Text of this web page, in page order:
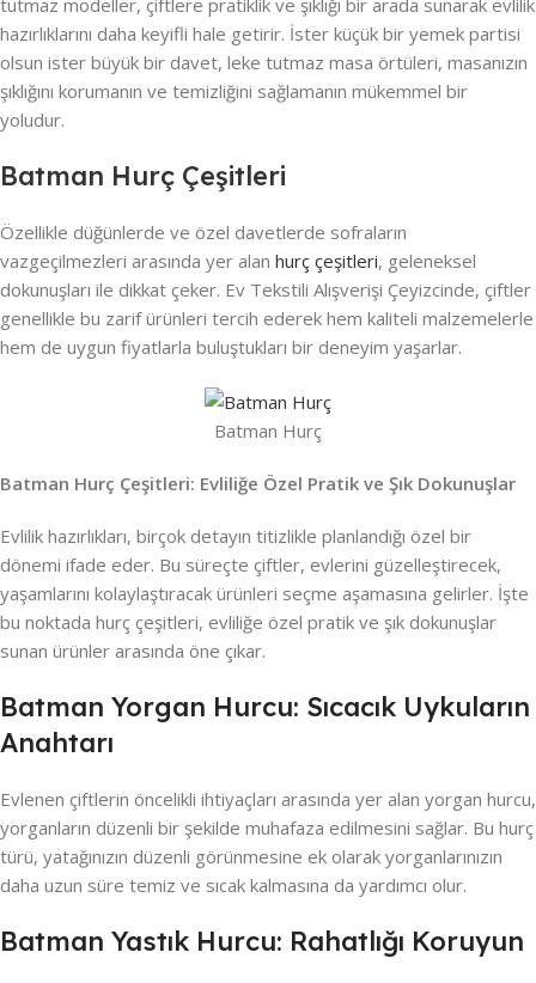
hazırlıklarını daha keyifli hale getirir. İster küçük bir yemek partisi
olsun ister büyük bir davet, leke tutmaz masa örtüleri, masanızın
şıklığını korumanın ve temizliğini sağlamanın mükemmel bir
yoludur.
Batman Hurç Çeşitleri
Özellikle düğünlerde ve özel davetlerde sofraların
vazgeçilmezleri arasında yer alan hurç çeşitleri, geleneksel
dokunuşları ile dikkat çeker. Ev Tekstili Alışverişi Çeyizcinde, çiftler
genellikle bu zarif ürünleri tercih ederek hem kaliteli malzemelerle
hem de uygun fiyatlarla buluştukları bir deneyim yaşarlar.
Batman Hurç
Batman Hurç Çeşitleri: Evliliğe Özel Pratik ve Şık Dokunuşlar
Evlilik hazırlıkları, birçok detayın titizlikle planlandığı özel bir
dönemi ifade eder. Bu süreçte çiftler, evlerini güzelleştirecek,
yaşamlarını kolaylaştıracak ürünleri seçme aşamasına gelirler. İşte
bu noktada hurç çeşitleri, evliliğe özel pratik ve şık dokunuşlar
sunan ürünler arasında öne çıkar.
Batman Yorgan Hurcu: Sıcacık Uykuların
Anahtarı
Evlenen çiftlerin öncelikli ihtiyaçları arasında yer alan yorgan hurcu,
yorganların düzenli bir şekilde muhafaza edilmesini sağlar. Bu hurç
türü, yatağınızın düzenli görünmesine ek olarak yorganlarınızın
daha uzun süre temiz ve sıcak kalmasına da yardımcı olur.
Batman Yastık Hurcu: Rahatlığı Koruyun